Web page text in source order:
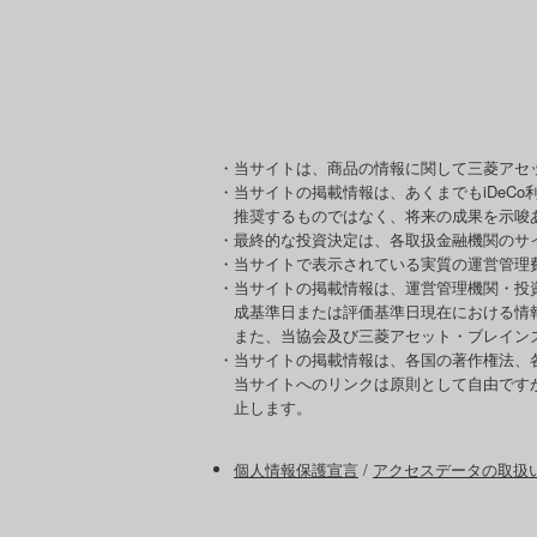
・当サイトは、商品の情報に関して三菱ア
・当サイトの掲載情報は、あくまでも
推奨するものではなく、将来の成果を示唆
・最終的な投資決定は、各取扱金融機関の
・当サイトで表示されている実質の運営管
・当サイトの掲載情報は、運営管理機関・
成基準日または評価基準日現在における
また、当協会及び三菱アセット・ブレイ
・当サイトの掲載情報は、各国の著作権法
当サイトへのリンクは原則として自由で
止します。
個人情報保護宣言 / アクセスデータの取扱